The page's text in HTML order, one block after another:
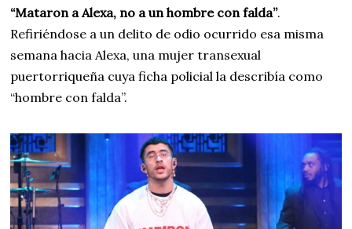
“Mataron a Alexa, no a un hombre con falda”.
Refiriéndose a un delito de odio ocurrido esa misma
semana hacia Alexa, una mujer transexual
puertorriqueña cuya ficha policial la describía como
“hombre con falda”.